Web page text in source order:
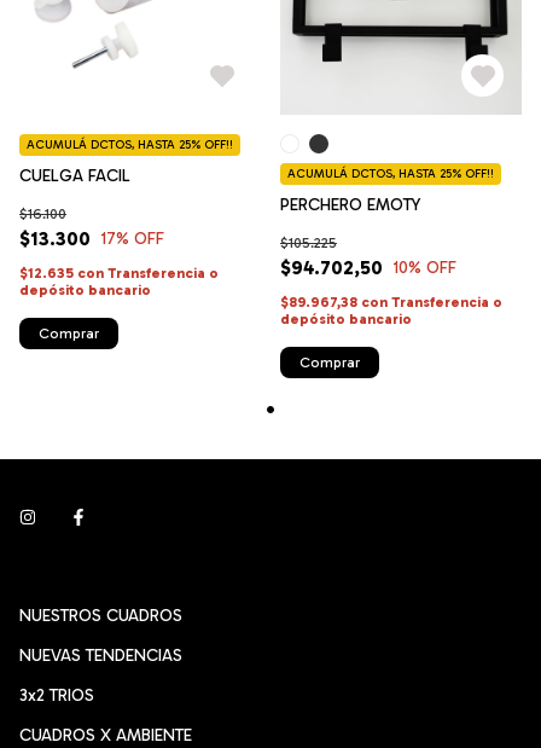
CUELGA FACIL
$13.300
$16.100
17% OFF
ACUMULÁ DCTOS, HASTA 25% OFF!!
$12.635 con Transferencia o
depósito bancario
PERCHERO EMOTY
$94.702,50
$105.225
10% OFF
ACUMULÁ DCTOS, HASTA 25% OFF!!
$89.967,38 con Transferencia o
depósito bancario
Comprar
NUESTROS CUADROS
NUEVAS TENDENCIAS
3x2 TRIOS
CUADROS X AMBIENTE